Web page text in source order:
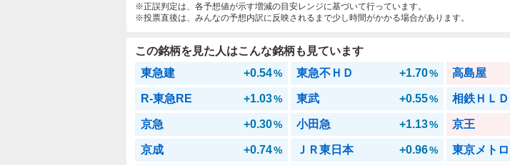
正誤判定は、各予想値が示す増減の目安レンジに基づいて行っています。
投票直後は、みんなの予想内訳に反映されるまで少し時間がかかる場合があります。
この銘柄を見た人はこんな銘柄も見ています
東急建
+0.54% 東急不ＨＤ +1.70% 高島屋
R-東急RE +1.03% 東武 +0.55% 相鉄ＨＬＤ
京急 +0.30% 小田急 +1.13% 京王
京成 +0.74% ＪＲ東日本 +0.96% 東京メトロ